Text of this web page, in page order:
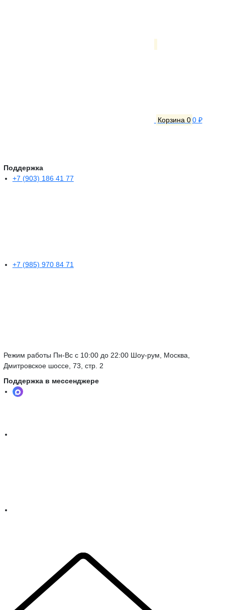
Корзина 0 0 ₽
Поддержка
+7 (903) 186 41 77
+7 (985) 970 84 71
Режим работы Пн-Вс с 10:00 до 22:00 Шоу-рум, Москва,
Дмитровское шоссе, 73, стр. 2
Поддержка в мессенджере